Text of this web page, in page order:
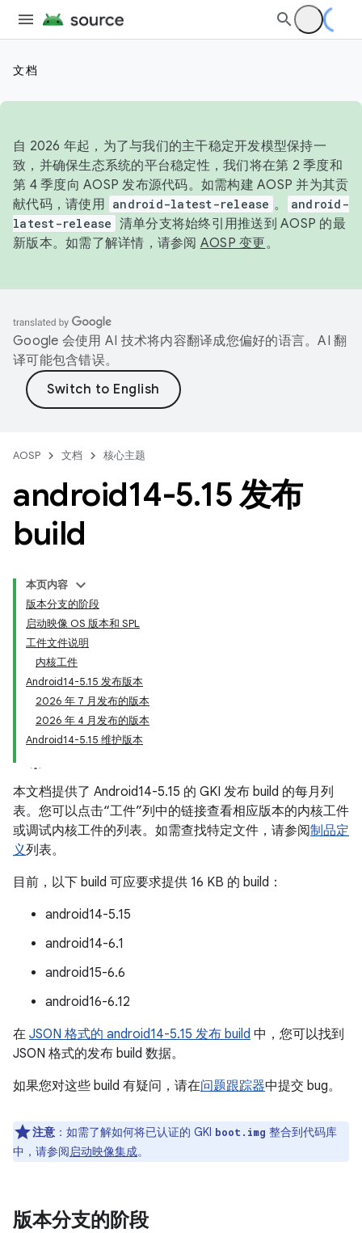
文档
自 2026 年起，为了与我们的主干稳定开发模型保持一
致，并确保生态系统的平台稳定性，我们将在第 2 季度和
第 4 季度向 AOSP 发布源代码。如需构建 AOSP 并为其贡
献代码，请使用 android-latest-release 。
android-
latest-release 清单分支将始终引用推送到 AOSP 的最
新版本。如需了解详情，请参阅 AOSP 变更。
Google 会使用 AI 技术将内容翻译成您偏好的语言。AI 翻
译可能包含错误。
AOSP 文档 核心主题
android14-5.15 发布
build
本页内容
版本分支的阶段
启动映像 OS 版本和 SPL
工件文件说明
内核工件
Android14-5.15 发布版本
2026 年 7 月发布的版本
2026 年 4 月发布的版本
Android14-5.15 维护版本
本文档提供了 Android14-5.15 的 GKI 发布 build 的每月列
表。 您可以点击“工件”列中的链接查看相应版本的内核工件
或调试内核工件的列表。如需查找特定文件，请参阅制品定
义列表。
目前，以下 build 可应要求提供 16 KB 的 build：
android14-5.15
android14-6.1
android15-6.6
android16-6.12
在 JSON 格式的 android14-5.15 发布 build 中，您可以找到
JSON 格式的发布 build 数据。
如果您对这些 build 有疑问，请在问题跟踪器中提交 bug。
注意 ：如需了解如何将已认证的 GKI boot.img 整合到代码库
中，请参阅启动映像集成。
版本分支的阶段